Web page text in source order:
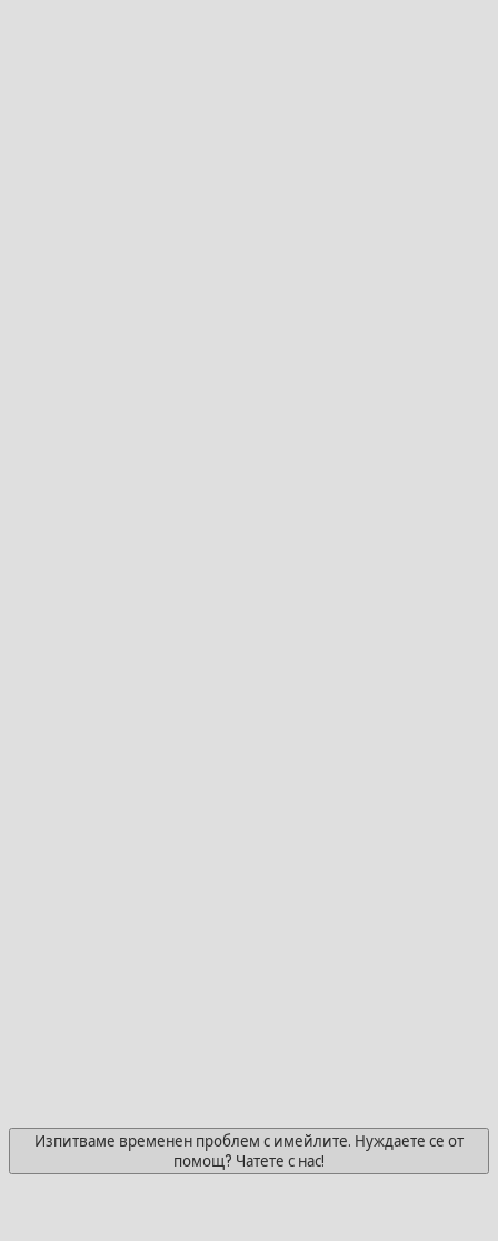
Изпитваме временен проблем с имейлите. Нуждаете се от
помощ? Чатете с нас!